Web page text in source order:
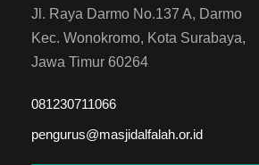
Jl. Raya Darmo No.137 A, Darmo
Kec. Wonokromo, Kota Surabaya,
Jawa Timur 60264
081230711066
pengurus@masjidalfalah.or.id